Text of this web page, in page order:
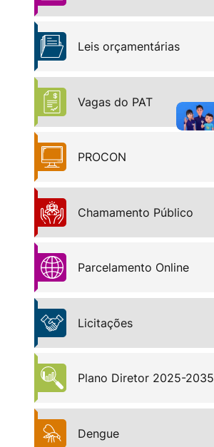
Leis orçamentárias
Vagas do PAT
PROCON
Chamamento Público
Parcelamento Online
Licitações
Plano Diretor 2025-2035
Dengue